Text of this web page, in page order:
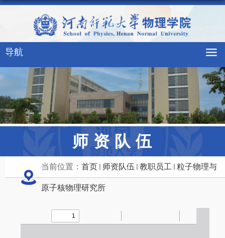
导航
师资队伍
当前位置： 首页 师资队伍 教职员工 粒子物理与
原子核物理研究所